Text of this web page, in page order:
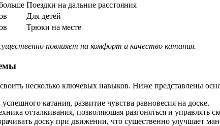
Поездки на дальние расстояния
Для детей
Трюки на месте
повлияет на комфорт и качество катания.
несколько ключевых навыков. Ниже представлены
катания, развитие чувства равновесия на доске.
отталкивания, позволяющая разгоняться и управлять
доску при движении, что существенно улучшает